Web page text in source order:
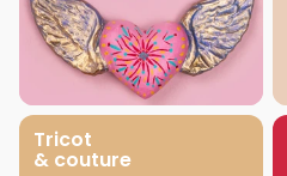
Tricot
& couture